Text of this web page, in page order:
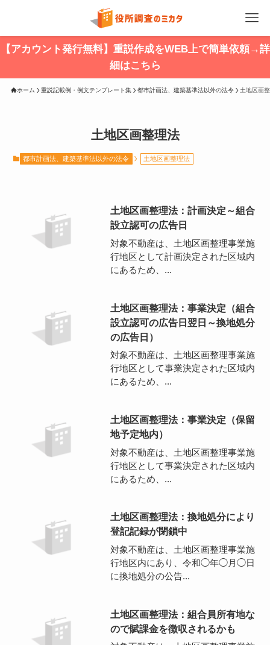
【アカウント発行無料】重説作成をWEB上で簡単依頼→詳
細はこちら
ホーム 重説記載例・例文テンプレート集 都市計画法、建築基準法以外の法令 土地区画
土地区画整理法
都市計画法、建築基準法以外の法令 土地区画整理法
土地区画整理法：計画決定～組合
設立認可の広告日
対象不動産は、土地区画整理事業施
行地区として計画決定された区域内
にあるため、...
土地区画整理法：事業決定（組合
設立認可の広告日翌日～換地処分
の広告日）
対象不動産は、土地区画整理事業施
行地区として事業決定された区域内
にあるため、...
土地区画整理法：事業決定（保留
地予定地内）
対象不動産は、土地区画整理事業施
行地区として事業決定された区域内
にあるため、...
土地区画整理法：換地処分により
登記記録が閉鎖中
対象不動産は、土地区画整理事業施
行地区内にあり、令和◯年◯月◯日
に換地処分の公告...
土地区画整理法：組合員所有地な
ので賦課金を徴収されるかも